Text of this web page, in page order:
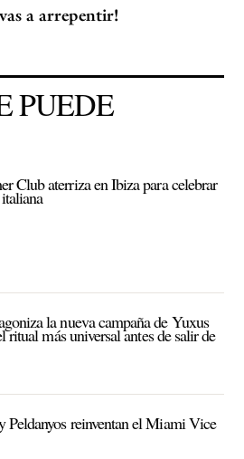
a arrepentir!
PUEDE
Club aterriza en Ibiza para celebrar
la nueva campaña de Yuxus
ritual más universal antes de salir de
Peldanyos reinventan el Miami Vice